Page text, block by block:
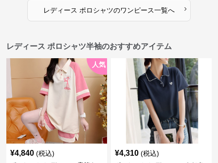
レディース ポロシャツのワンピース一覧へ ›
レディース ポロシャツ半袖のおすすめアイテム
人気
¥4,840 (税込) ¥4,310 (税込)